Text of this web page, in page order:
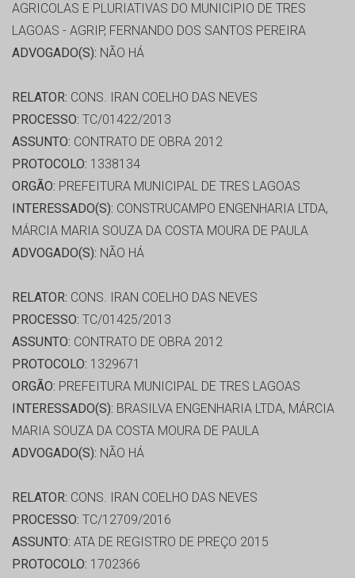
AGRICOLAS E PLURIATIVAS DO MUNICIPIO DE TRES
LAGOAS - AGRIP, FERNANDO DOS SANTOS PEREIRA
ADVOGADO(S): NÃO HÁ
RELATOR: CONS. IRAN COELHO DAS NEVES
PROCESSO: TC/01422/2013
ASSUNTO: CONTRATO DE OBRA 2012
PROTOCOLO: 1338134
ORGÃO: PREFEITURA MUNICIPAL DE TRES LAGOAS
INTERESSADO(S): CONSTRUCAMPO ENGENHARIA LTDA,
MÁRCIA MARIA SOUZA DA COSTA MOURA DE PAULA
ADVOGADO(S): NÃO HÁ
RELATOR: CONS. IRAN COELHO DAS NEVES
PROCESSO: TC/01425/2013
ASSUNTO: CONTRATO DE OBRA 2012
PROTOCOLO: 1329671
ORGÃO: PREFEITURA MUNICIPAL DE TRES LAGOAS
INTERESSADO(S): BRASILVA ENGENHARIA LTDA, MÁRCIA
MARIA SOUZA DA COSTA MOURA DE PAULA
ADVOGADO(S): NÃO HÁ
RELATOR: CONS. IRAN COELHO DAS NEVES
PROCESSO: TC/12709/2016
ASSUNTO: ATA DE REGISTRO DE PREÇO 2015
PROTOCOLO: 1702366